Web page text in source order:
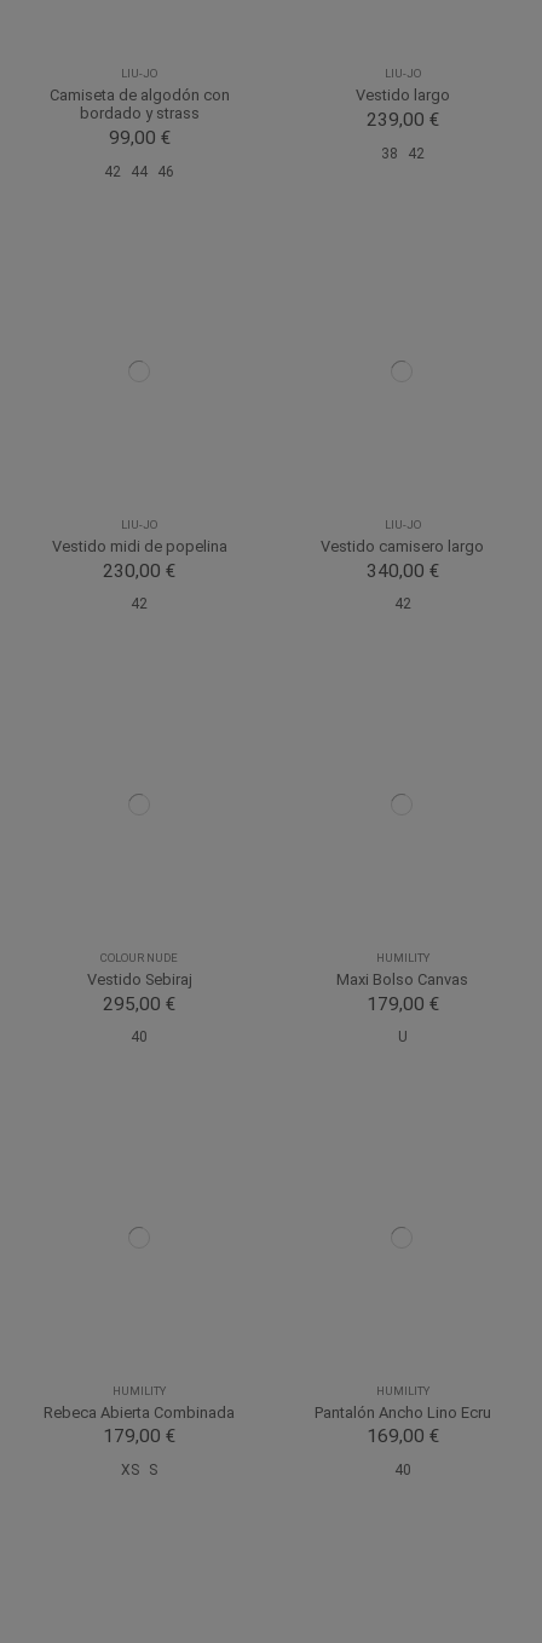
LIU-JO
Camiseta de algodón con
bordado y strass
99,00 €
42 44 46
LIU-JO
Vestido largo
239,00 €
38 42
LIU-JO
Vestido midi de popelina
230,00 €
42
LIU-JO
Vestido camisero largo
340,00 €
42
COLOUR NUDE
Vestido Sebiraj
295,00 €
40
HUMILITY
Maxi Bolso Canvas
179,00 €
U
HUMILITY
Rebeca Abierta Combinada
179,00 €
XS S
HUMILITY
Pantalón Ancho Lino Ecru
169,00 €
40